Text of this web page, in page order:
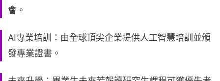
會。
AI專業培訓：由全球頂尖企業提供人工智慧培訓並頒
發專業證書。